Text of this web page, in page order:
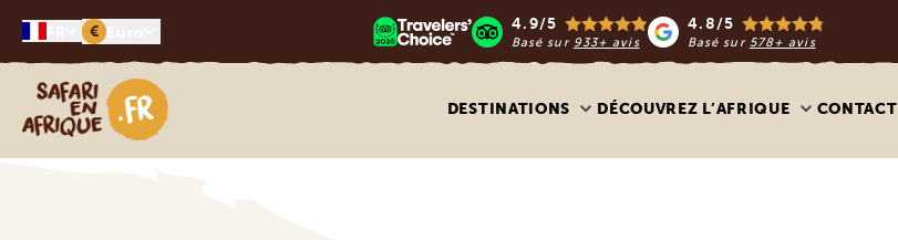
€ 4.9/5
Basé sur 933+ avis
4.8/5
Basé sur 578+ avis
Safari en Afrique
DESTINATIONS DÉCOUVREZ L’AFRIQUE CONTACT